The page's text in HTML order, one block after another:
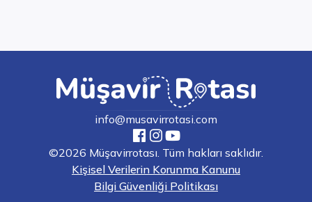
info@musavirrotasi.com
©2026 Müşavirrotası. Tüm hakları saklıdır.
Kişisel Verilerin Korunma Kanunu
Bilgi Güvenliği Politikası